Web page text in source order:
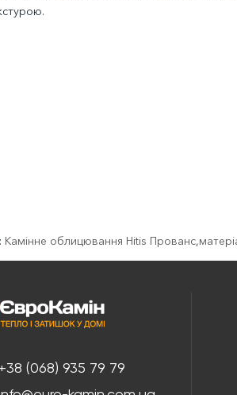
Камінне облицювання Hitis Прованс,
+38 (068) 935 79 79